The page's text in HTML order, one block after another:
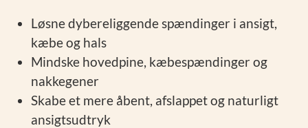
Løsne dybereliggende spændinger i ansigt,
kæbe og hals
Mindske hovedpine, kæbespændinger og
nakkegener
Skabe et mere åbent, afslappet og naturligt
ansigtsudtryk